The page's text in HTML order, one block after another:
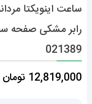
ساعت اینویکتا
021389
12,819,000 تومان